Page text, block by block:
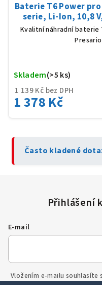
Baterie T6 Power
serie, Li-Ion, 10,8
Kvalitní náhradní
1 139 Kč bez DPH
1 378 Kč
Skladem(>5 ks)
Často kladené
E-mail
Vložením e-mailu souhlasíte s